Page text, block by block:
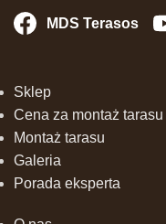
MDS Terasos
Sklep
Cena za montaż tarasu
Montaż tarasu
Galeria
Porada eksperta